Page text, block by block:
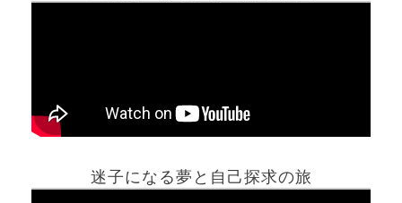
迷子になる夢と自己探求の旅
ホーム